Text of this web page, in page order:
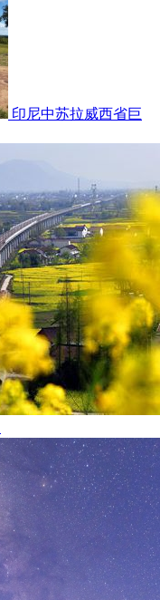
印尼中苏拉威西省巨